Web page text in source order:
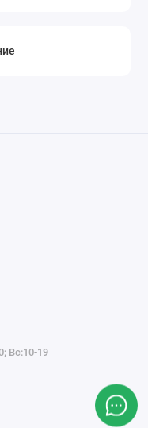
Вс:10-19